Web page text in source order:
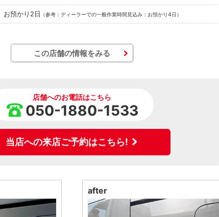
お預かり2日 （参考：ディーラーでの一般作業時間見込み：お預かり4日）
この店舗の情報をみる
店舗へのお電話はこちら
050-1880-1533
当店への来店ご予約はこちら!
after